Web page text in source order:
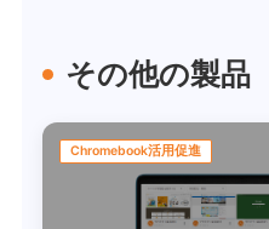
その他の製品
Chromebook活用促進